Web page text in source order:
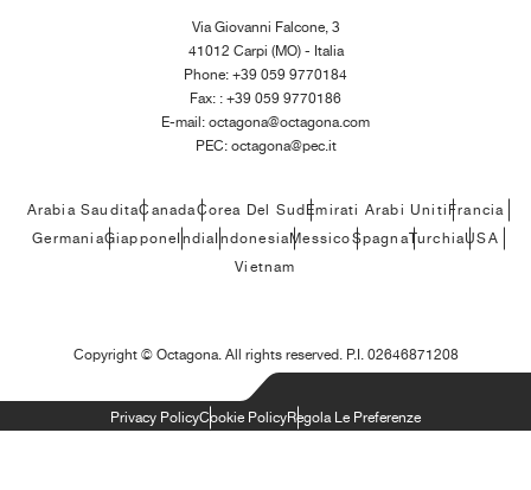
Via Giovanni Falcone, 3
41012 Carpi (MO) - Italia
Phone: +39 059 9770184
Fax: : +39 059 9770186
E-mail:octagona@octagona.com
PEC:octagona@pec.it
Arabia SauditaCanadaCorea Del SudEmirati Arabi UnitiFrancia
GermaniaGiapponeIndiaIndonesiaMessicoSpagnaTurchiaUSA
Vietnam
Copyright ©Octagona. All rights reserved. P.I. 02646871208
Privacy PolicyCookie PolicyRegola Le Preferenze